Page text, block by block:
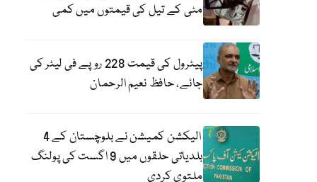
مٹی کے تیل کی قیمتوں میں کمی
پیٹرول کی قیمت 228 روپے فی لیٹر کی
جائے، حافظ نعیم الرحمان
الیکشن کمیشن نے بلوچستان کے 4
بلدیاتی حلقوں میں 9 اگست کی پولنگ
ملتوی کردی